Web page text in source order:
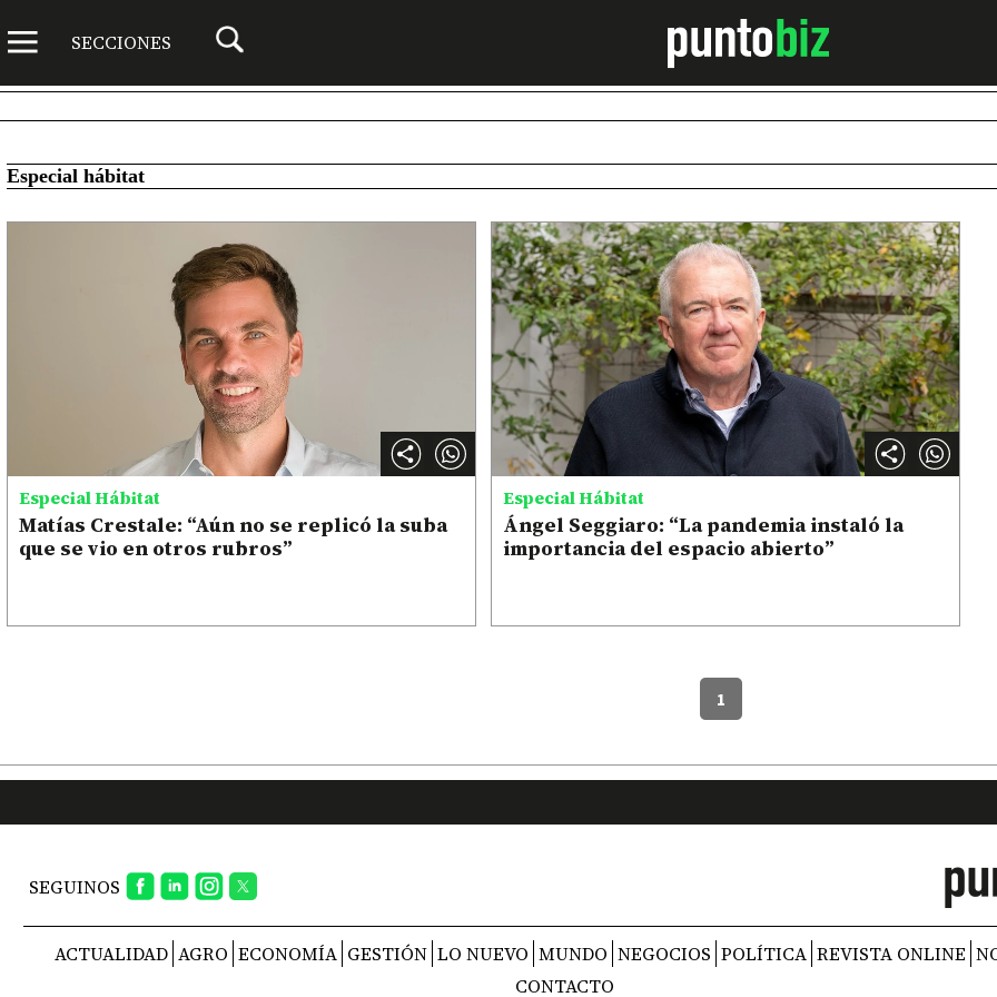
SECCIONES
Especial hábitat
Especial Hábitat
Matías Crestale: “Aún no se replicó la suba
que se vio en otros rubros”
Especial Hábitat
Ángel Seggiaro: “La pandemia instaló la
importancia del espacio abierto”
1
SEGUINOS
ACTUALIDAD AGRO ECONOMÍA GESTIÓN LO NUEVO MUNDO NEGOCIOS POLÍTICA REVISTA ONLINE
CONTACTO